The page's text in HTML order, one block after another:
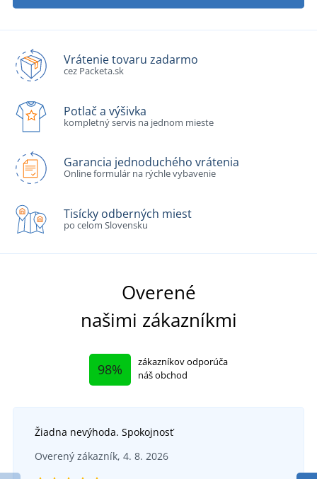
Vrátenie tovaru zadarmo
cez Packeta.sk
Potlač a výšivka
kompletný servis na jednom mieste
Garancia jednoduchého vrátenia
Online formulár na rýchle vybavenie
Tisícky odberných miest
po celom Slovensku
Overené
našimi zákazníkmi
98%
zákazníkov odporúča
náš obchod
Žiadna nevýhoda. Spokojnosť
Overený zákazník, 4. 8. 2026